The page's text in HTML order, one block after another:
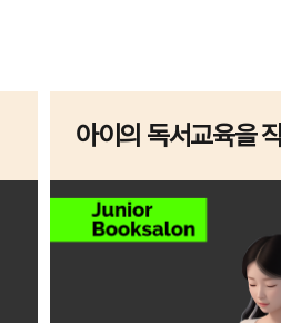
아이의 독서교육을